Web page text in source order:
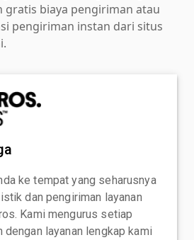
gratis biaya pengiriman atau
pengiriman instan dari situs
ke tempat yang seharusnya
dan pengiriman layanan
Kami mengurus setiap
dengan layanan lengkap kami